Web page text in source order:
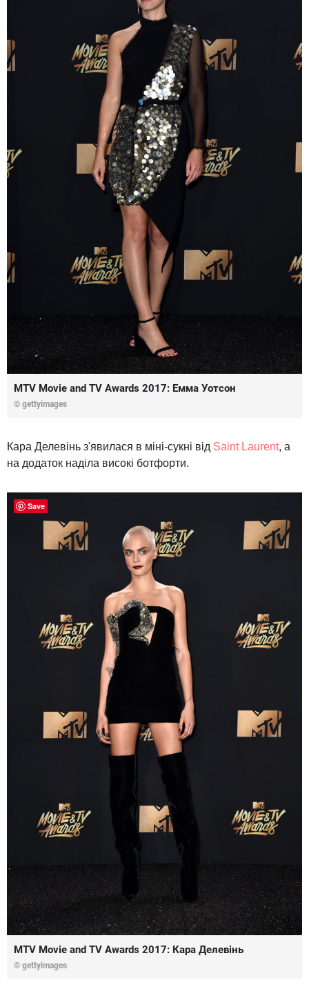
MTV Movie and TV Awards 2017: Емма Уотсон
© gettyimages
Кара Делевінь з'явилася в міні-сукні від Saint Laurent, а
на додаток наділа високі ботфорти.
MTV Movie and TV Awards 2017: Кара Делевінь
© gettyimages
Save